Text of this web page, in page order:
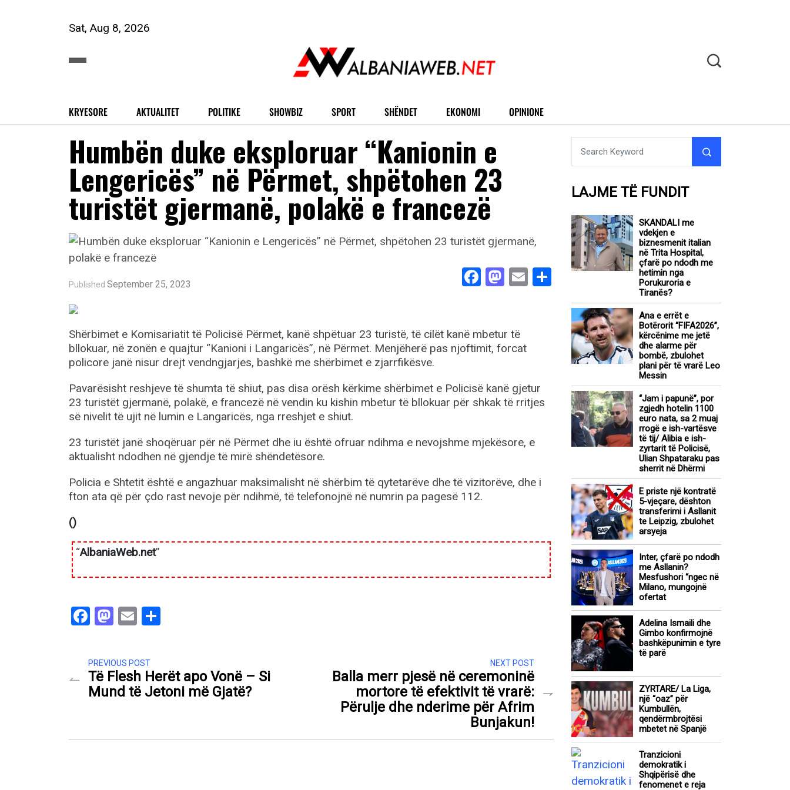
Sat, Aug 8, 2026
KRYESORE AKTUALITET POLITIKE SHOWBIZ SPORT SHËNDET EKONOMI OPINIONE
Humbën duke eksploruar “Kanionin e
Lengericës” në Përmet, shpëtohen 23
turistët gjermanë, polakë e francezë
Published September 25, 2023 Facebook
Mastodon
EmailShare
Shërbimet e Komisariatit të Policisë Përmet, kanë shpëtuar 23 turistë, të cilët kanë mbetur të
bllokuar, në zonën e quajtur “Kanioni i Langaricës”, në Përmet. Menjëherë pas njoftimit, forcat
policore janë nisur drejt vendngjarjes, bashkë me shërbimet e zjarrfikësve.
Pavarësisht reshjeve të shumta të shiut, pas disa orësh kërkime shërbimet e Policisë kanë gjetur
23 turistët gjermanë, polakë, e francezë në vendin ku kishin mbetur të bllokuar për shkak të rritjes
së nivelit të ujit në lumin e Langaricës, nga rreshjet e shiut.
23 turistët janë shoqëruar për në Përmet dhe iu është ofruar ndihma e nevojshme mjekësore, e
aktualisht ndodhen në gjendje të mirë shëndetësore.
Policia e Shtetit është e angazhuar maksimalisht në shërbim të qytetarëve dhe të vizitorëve, dhe i
fton ata që për çdo rast nevoje për ndihmë, të telefonojnë në numrin pa pagesë 112.
()
“AlbaniaWeb.net”
Facebook
Mastodon
Email
PREVIOUS POST
Të Flesh Herët apo Vonë – Si
Mund të Jetoni më Gjatë?
NEXT POST
Balla merr pjesë në ceremoninë
mortore të efektivit të vrarë:
Përulje dhe nderime për Afrim
Bunjakun!
LAJME TË FUNDIT
SKANDALI me
vdekjen e
biznesmenit italian
në Trita Hospital,
çfarë po ndodh me
hetimin nga
Porukuroria e
Tiranës?
Ana e errët e
Botërorit “FIFA2026”,
kërcënime me jetë
dhe alarme për
bombë, zbulohet
plani për të vrarë Leo
Messin
“Jam i papunë”, por
zgjedh hotelin 1100
euro nata, sa 2 muaj
rrogë e ish-vartësve
të tij/ Alibia e ish-
zyrtarit të Policisë,
Ulian Shpataraku pas
sherrit në Dhërmi
E priste një kontratë
5-vjeçare, dështon
transferimi i Asllanit
te Leipzig, zbulohet
arsyeja
Inter, çfarë po ndodh
me Asllanin?
Mesfushori “ngec në
Milano, mungojnë
ofertat
Adelina Ismaili dhe
Gimbo konfirmojnë
bashkëpunimin e tyre
të parë
ZYRTARE/ La Liga,
një “oaz” për
Kumbullën,
qendërmbrojtësi
mbetet në Spanjë
Tranzicioni
demokratik i
Shqipërisë dhe
fenomenet e reja